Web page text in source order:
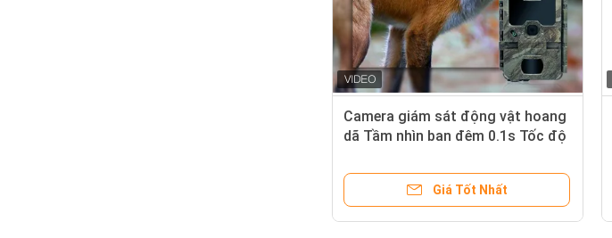
Camera giám sát động vật hoang
dã Tầm nhìn ban đêm 0.1s Tốc độ
Camera quan sát động vật chống
nước IP67
Giá Tốt Nhất